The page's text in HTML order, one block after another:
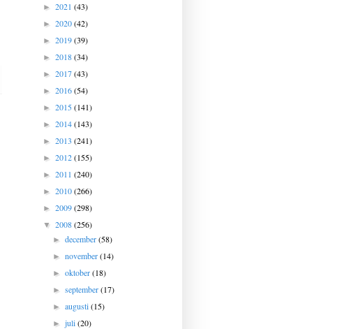
► 2021 (43)
► 2020(42)
► 2019(39)
► 2018(34)
► 2017(43)
► 2016(54)
► 2015(141)
► 2014(143)
► 2013 (241)
► 2012(155)
► 2011 (240)
► 2010(266)
► 2009(298)
▼ 2008(256)
►december(58)
►november(14)
►oktober(18)
►september(17)
►augusti(15)
►juli(20)